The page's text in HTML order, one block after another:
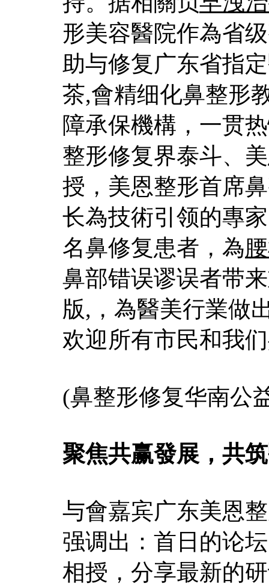
形美容醫院作為省
助与修复广东省指
茶,會精细化鼻整形
障承保機構，一贯
整形修复界泰斗、
授，美恩整形首席
长為技術引领的專
名鼻修复患者，為
鼻部错误谬误者带
版,，為醫美行業做
欢迎所有市民和我
(鼻整形修复华南公
聚焦共赢發展，共
与會嘉宾广东美恩
强调出：首日的论
相授，分享最新的